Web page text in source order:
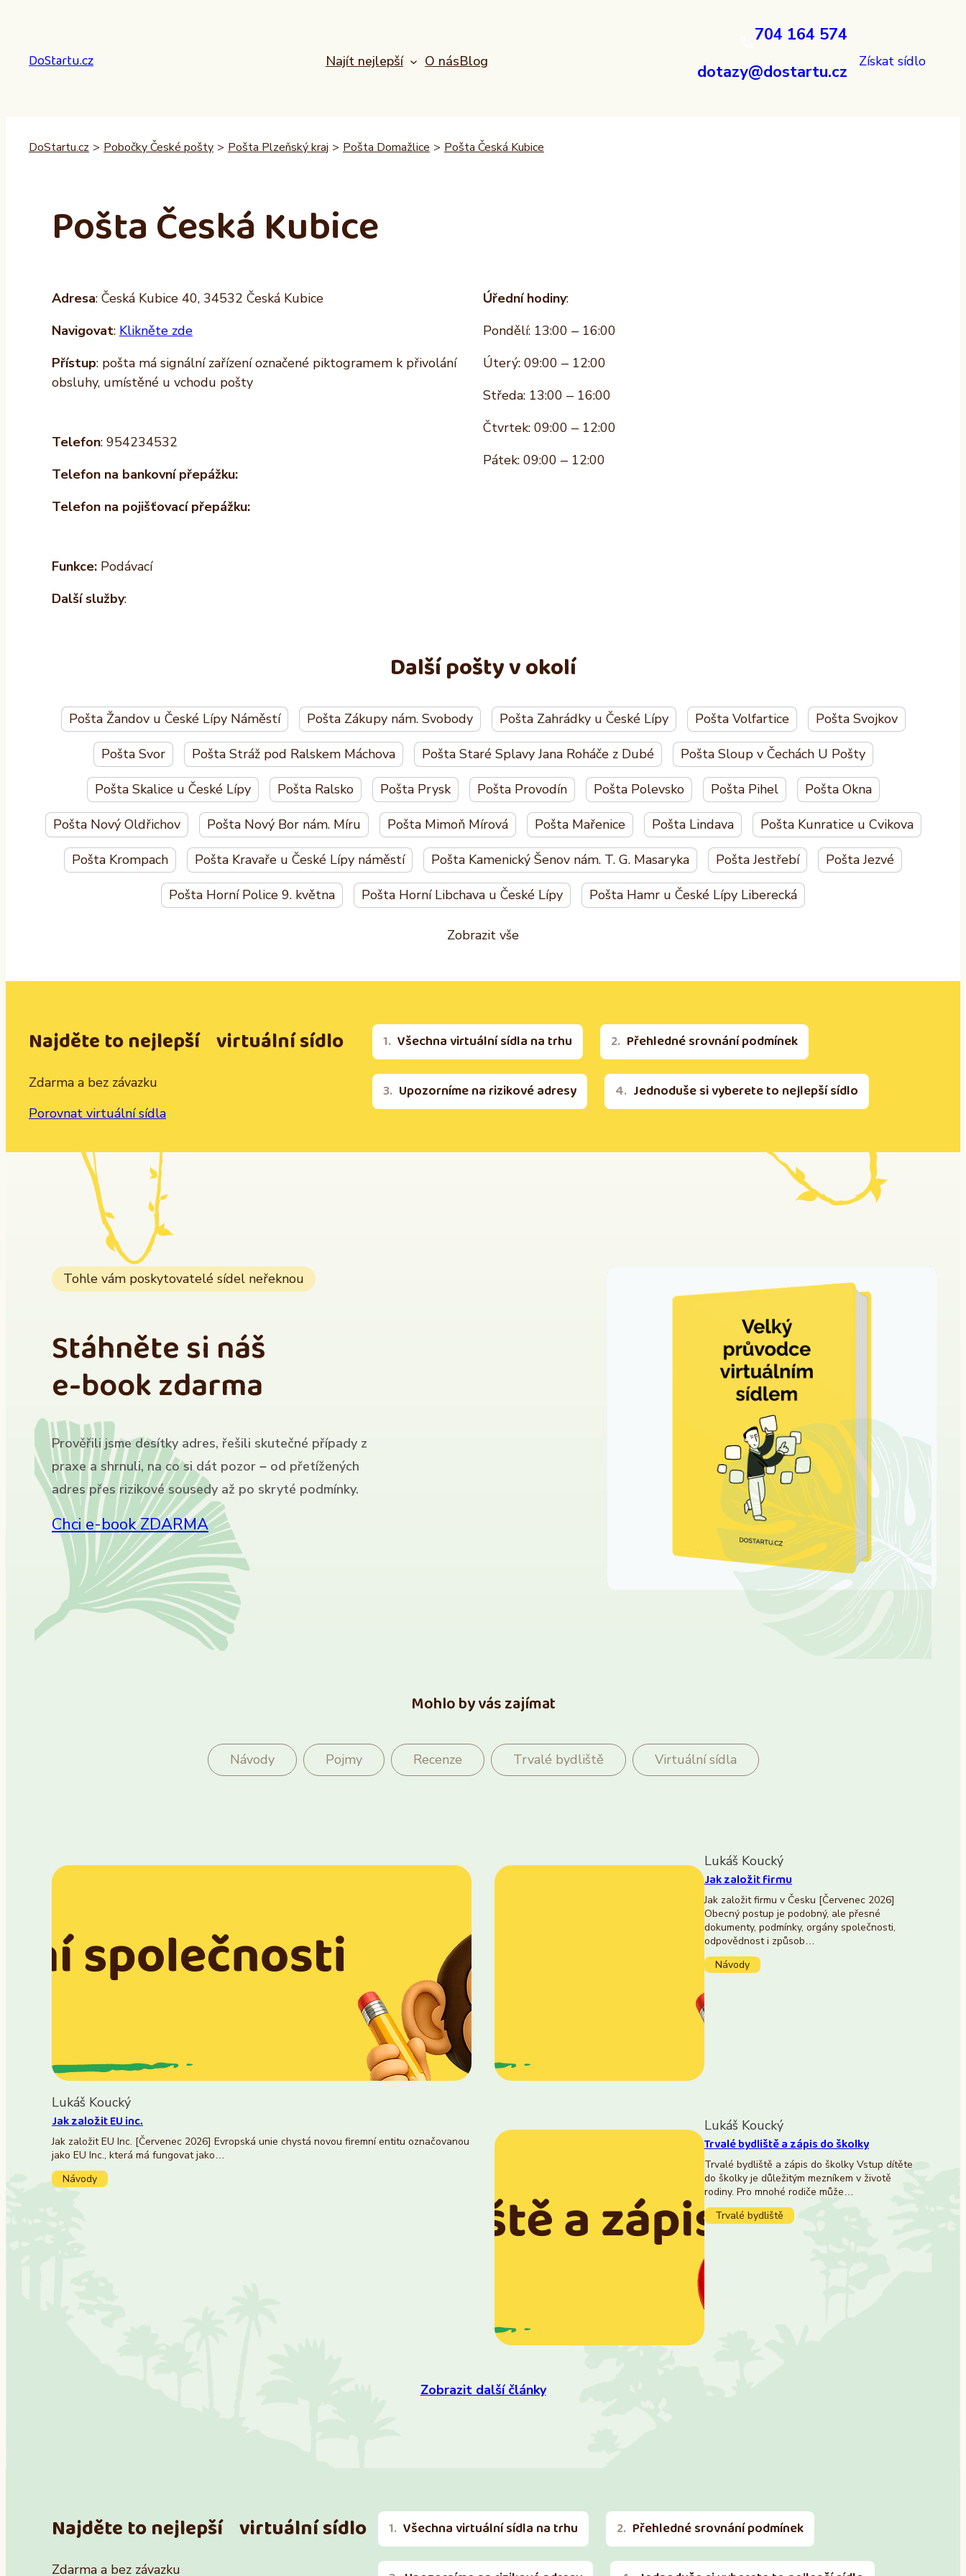
DoStartu.cz Najít nejlepší O násBlog
704 164 574
dotazy@dostartu.cz
Získat sídlo
DoStartu.cz > Pobočky České pošty > Pošta Plzeňský kraj > Pošta Domažlice > Pošta Česká Kubice
Pošta Česká Kubice
Adresa: Česká Kubice 40, 34532 Česká Kubice
Navigovat: Klikněte zde
Přístup: pošta má signální zařízení označené piktogramem k přivolání
obsluhy, umístěné u vchodu pošty
Telefon: 954234532
Telefon na bankovní přepážku:
Telefon na pojišťovací přepážku:
Úřední hodiny:
Pondělí: 13:00 – 16:00
Úterý: 09:00 – 12:00
Středa: 13:00 – 16:00
Čtvrtek: 09:00 – 12:00
Pátek: 09:00 – 12:00
Funkce: Podávací
Další služby:
Další pošty v okolí
Pošta Žandov u České Lípy Náměstí Pošta Zákupy nám. Svobody Pošta Zahrádky u České Lípy Pošta Volfartice Pošta Svojkov
Pošta Svor Pošta Stráž pod Ralskem Máchova Pošta Staré Splavy Jana Roháče z Dubé Pošta Sloup v Čechách U Pošty
Pošta Skalice u České Lípy Pošta Ralsko Pošta Prysk Pošta Provodín Pošta Polevsko Pošta Pihel Pošta Okna
Pošta Nový Oldřichov Pošta Nový Bor nám. Míru Pošta Mimoň Mírová Pošta Mařenice Pošta Lindava Pošta Kunratice u Cvikova
Pošta Krompach Pošta Kravaře u České Lípy náměstí Pošta Kamenický Šenov nám. T. G. Masaryka Pošta Jestřebí Pošta Jezvé
Pošta Horní Police 9. května Pošta Horní Libchava u České Lípy Pošta Hamr u České Lípy Liberecká
Zobrazit vše
Najděte to nejlepší virtuální sídlo
Zdarma a bez závazku
Porovnat virtuální sídla
Všechna virtuální sídla na trhu Přehledné srovnání podmínek
Upozorníme na rizikové adresy Jednoduše si vyberete to nejlepší sídlo
Tohle vám poskytovatelé sídel neřeknou
Stáhněte si náš
e-book zdarma
Prověřili jsme desítky adres, řešili skutečné případy z
praxe a shrnuli, na co si dát pozor – od přetížených
adres přes rizikové sousedy až po skryté podmínky.
Chci e-book ZDARMA
Mohlo by vás zajímat
Návody Pojmy Recenze Trvalé bydliště Virtuální sídla
Lukáš Koucký
Jak založit EU inc.
Jak založit EU Inc. [Červenec 2026] Evropská unie chystá novou firemní entitu označovanou
jako EU Inc., která má fungovat jako…
Návody
Lukáš Koucký
Jak založit firmu
Jak založit firmu v Česku [Červenec 2026]
Obecný postup je podobný, ale přesné
dokumenty, podmínky, orgány společnosti,
odpovědnost i způsob…
Návody
Lukáš Koucký
Trvalé bydliště a zápis do školky
Trvalé bydliště a zápis do školky Vstup dítěte
do školky je důležitým mezníkem v životě
rodiny. Pro mnohé rodiče může…
Trvalé bydliště
Zobrazit další články
Najděte to nejlepší virtuální sídlo
Zdarma a bez závazku
Všechna virtuální sídla na trhu Přehledné srovnání podmínek